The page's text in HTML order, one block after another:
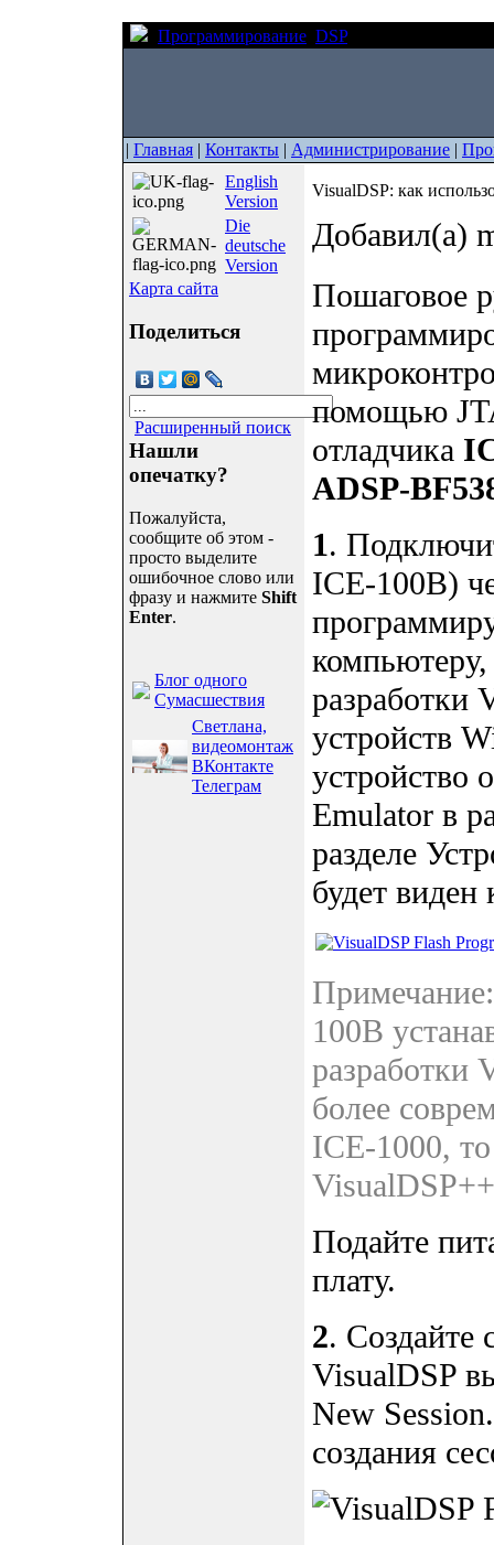
Программирование DSP
| Главная | Контакты | Администрирование |
English
Version
Die
deutsche
Version
Карта сайта
Поделиться
Расширенный поиск
Нашли
опечатку?
Пожалуйста,
сообщите об этом -
просто выделите
ошибочное слово или
фразу и нажмите Shift
Enter.
Блог одного
Сумасшествия
Светлана,
видеомонтаж
ВКонтакте
Телеграм
VisualDSP: как
Добавил(а)
Пошаговое
помощью
отладчика
ADSP-
1.
ICE-100B)
компьютеру,
разработки
устройств
устройство
Emulator в
разделе
будет
100B
разработки
более
ICE-1000,
Подайте
плату.
2. Создайте
VisualDSP
New
создания